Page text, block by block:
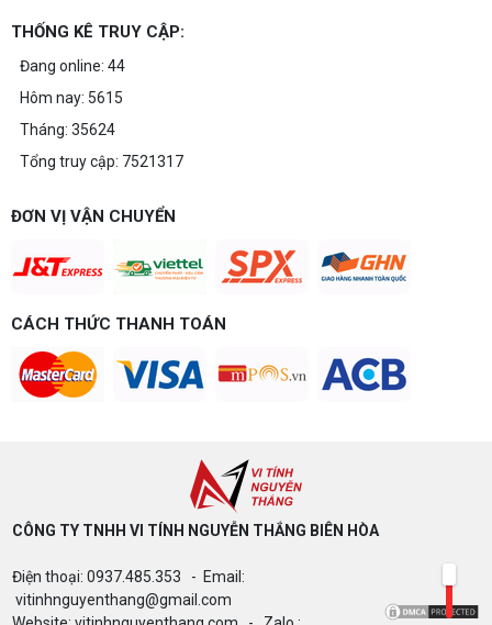
THỐNG KÊ TRUY CẬP:
Đang online: 44
Hôm nay: 5615
Tháng: 35624
Tổng truy cập: 7521317
ĐƠN VỊ VẬN CHUYỂN
CÁCH THỨC THANH TOÁN
CÔNG TY TNHH VI TÍNH NGUYỄN THẮNG BIÊN HÒA​
Điện thoại: 0937.485.353 - Email:
vitinhnguyenthang@gmail.com